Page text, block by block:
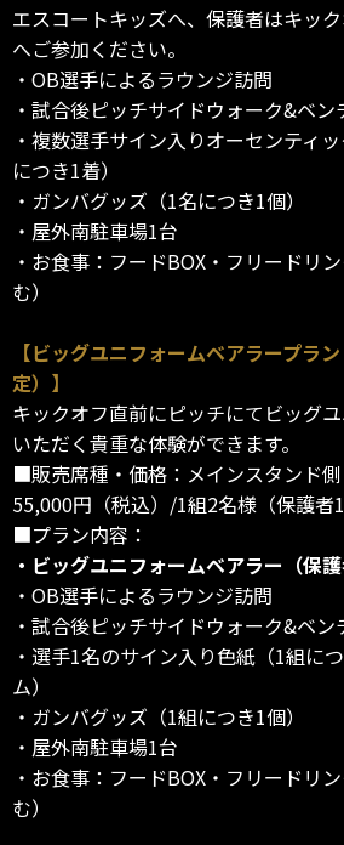
エスコートキッズへ、保護者はキッ
へご参加ください。
・OB選手によるラウンジ訪問
・試合後ピッチサイドウォーク&ベン
・複数選手サイン入りオーセンティ
につき1着）
・ガンバグッズ（1名につき1個）
・屋外南駐車場1台
・お食事：フードBOX・フリードリ
む）
【ビッグユニフォームベアラープラ
定）】
キックオフ直前にピッチにてビッグ
いただく貴重な体験ができます。
■販売席種・価格：メインスタンド側
55,000円（税込）/1組2名様（保護者1
■プラン内容：
・ビッグユニフォームベアラー（保
・OB選手によるラウンジ訪問
・試合後ピッチサイドウォーク&ベン
・選手1名のサイン入り色紙（1組に
ム）
・ガンバグッズ（1組につき1個）
・屋外南駐車場1台
・お食事：フードBOX・フリードリ
む）